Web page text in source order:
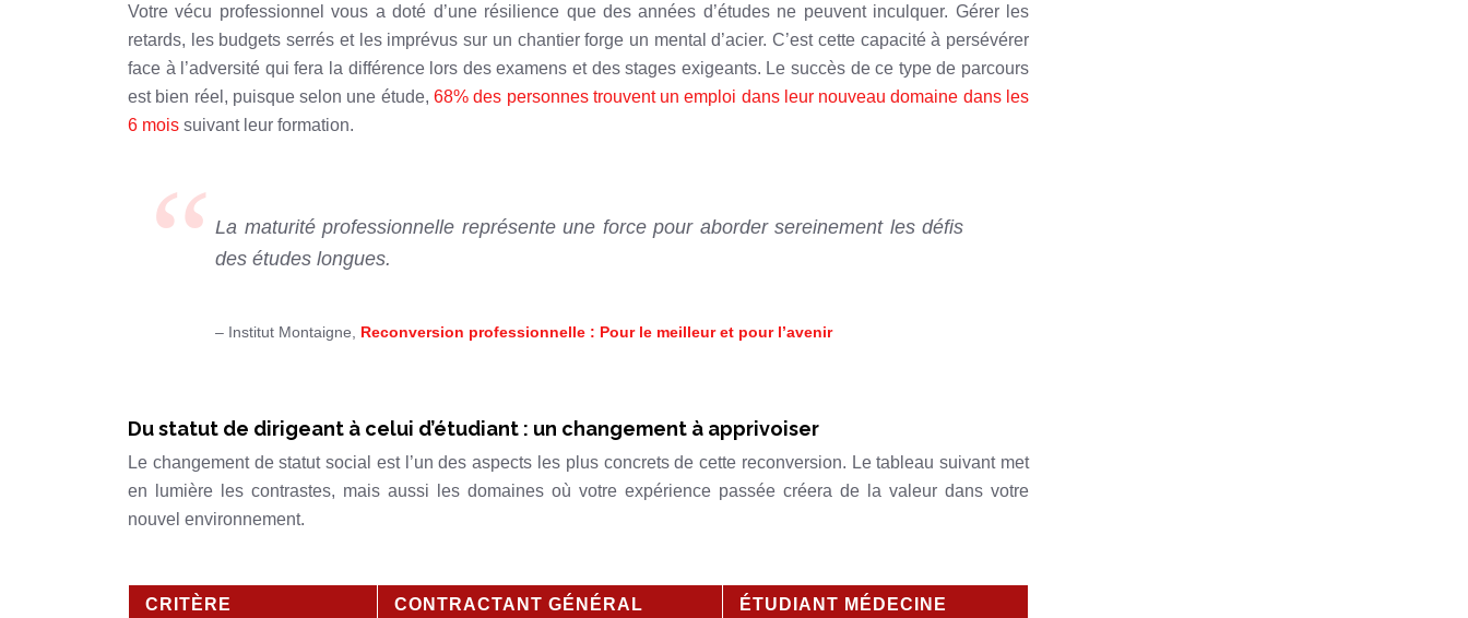
Votre vécu professionnel vous a doté d’une résilience que des années d’études ne peuvent inculquer. Gérer les
retards, les budgets serrés et les imprévus sur un chantier forge un mental d’acier. C’est cette capacité à persévérer
face à l’adversité qui fera la différence lors des examens et des stages exigeants. Le succès de ce type de parcours
est bien réel, puisque selon une étude, 68% des personnes trouvent un emploi dans leur nouveau domaine dans les
6 mois suivant leur formation.
La maturité professionnelle représente une force pour aborder sereinement les défis
des études longues.
– Institut Montaigne, Reconversion professionnelle : Pour le meilleur et pour l’avenir
Du statut de dirigeant à celui d’étudiant : un changement à apprivoiser
Le changement de statut social est l’un des aspects les plus concrets de cette reconversion. Le tableau suivant met
en lumière les contrastes, mais aussi les domaines où votre expérience passée créera de la valeur dans votre
nouvel environnement.
CRITÈRE CONTRACTANT GÉNÉRAL ÉTUDIANT MÉDECINE